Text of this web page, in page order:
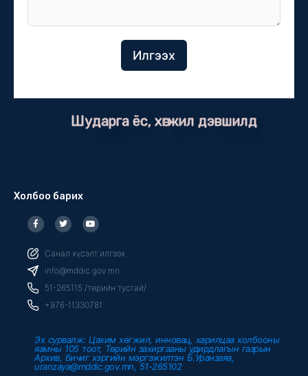
Илгээх
Шударга ёс, хөгжил дэвшилд
Холбоо барих
F
a
c
b
o
o
k
f
T
w
i
t
r
Y
o
u
u
e
Санал хүсэлт илгээх
info@mddic.gov.mn
51-265115 /төрийн тусгай/
+976-11330781
Эх сурвалж: Цахим хөгжил, инновац, харилцаа холбооны
яамны 105 тоот, Төрийн захиргааны удирдлагын газрын
Архив, бичиг хэргийн мэргэжилтэн Б.Уранзаяа,
uranzaya@mddic.gov.mn, 51-265102